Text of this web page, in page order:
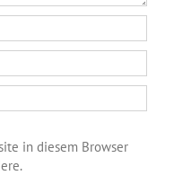
in diesem Browser